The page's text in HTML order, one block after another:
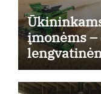
įmonėms